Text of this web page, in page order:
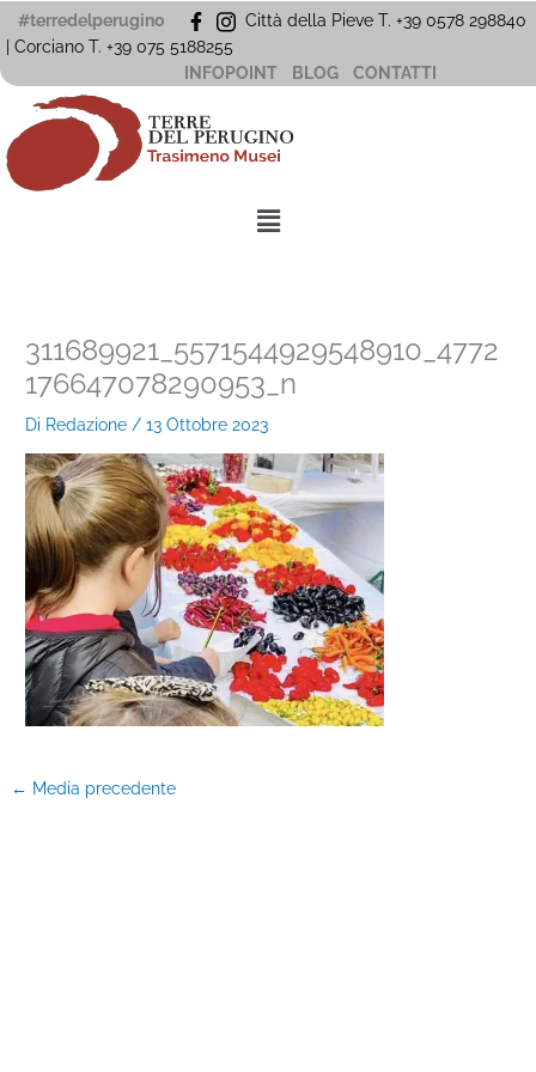
Vai
al
#terredelperugino
Città della Pieve T. +39 0578 298840
| Corciano T. +39 075 5188255
INFOPOINT
BLOG CONTATTI
Menu
311689921_5571544929548910_4772
176647078290953_n
Di Redazione/13 Ottobre 2023
← Media precedente